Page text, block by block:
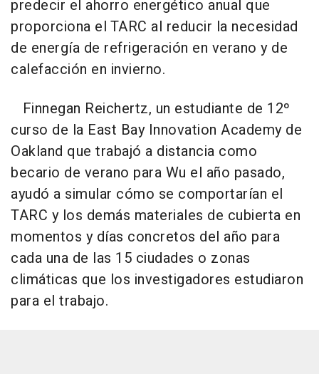
predecir el ahorro energético anual que
proporciona el TARC al reducir la necesidad
de energía de refrigeración en verano y de
calefacción en invierno.
Finnegan Reichertz, un estudiante de 12º
curso de la East Bay Innovation Academy de
Oakland que trabajó a distancia como
becario de verano para Wu el año pasado,
ayudó a simular cómo se comportarían el
TARC y los demás materiales de cubierta en
momentos y días concretos del año para
cada una de las 15 ciudades o zonas
climáticas que los investigadores estudiaron
para el trabajo.